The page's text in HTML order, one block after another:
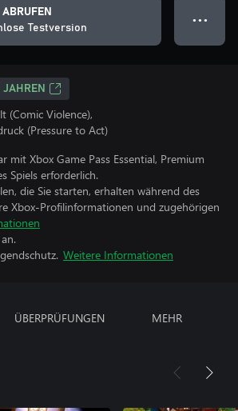
ABRUFEN
Testversion
● ● ●
(Comic Violence),
(Pressure to Act)
mit Xbox Game Pass Essential, Premium
Spiels erforderlich.
die Sie starten, erhalten während des
Xbox-Profilinformationen und zugehörigen
Weitere Informationen
ÜBERPRÜFUNGEN MEHR